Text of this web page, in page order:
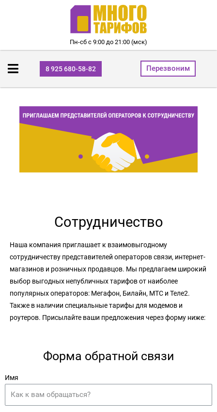
Пн-сб с 9:00 до 21:00 (мск)
8 925 680-58-82 Перезвоним
Сотрудничество
Наша компания приглашает к взаимовыгодному
сотрудничеству представителей операторов связи, интернет-
магазинов и розничных продавцов. Мы предлагаем широкий
выбор выгодных непубличных тарифов от наиболее
популярных операторов: Мегафон, Билайн, МТС и Теле2.
Также в наличии специальные тарифы для модемов и
роутеров. Присылайте ваши предложения через форму ниже:
Форма обратной связи
Имя